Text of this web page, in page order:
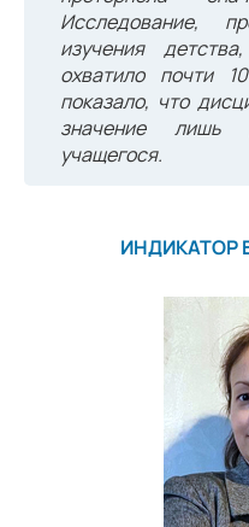
Исследование,
изучения
охватило почти
показало, что
значение лишь
учащегося.
ИНДИКАТОР